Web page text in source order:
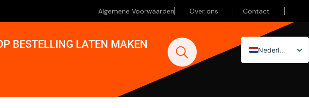
Algemene Voorwaarden Over ons Contact
BESTELLING LATEN MAKEN
Nederlands
English (UK)